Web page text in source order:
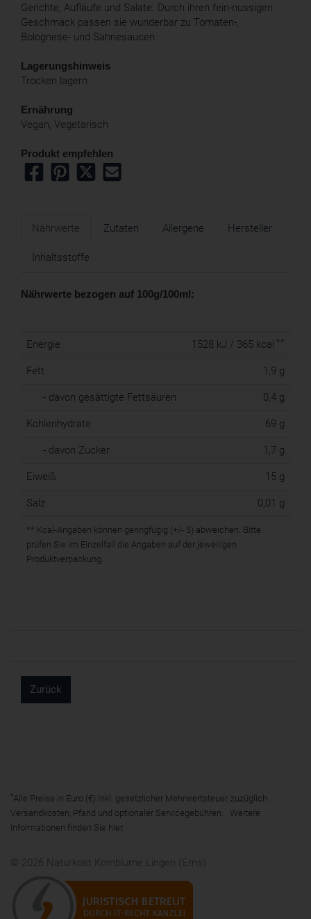
Gerichte, Aufläufe und Salate. Durch ihren fein-nussigen
Geschmack passen sie wunderbar zu Tomaten-,
Bolognese- und Sahnesaucen.
Lagerungshinweis
Trocken lagern
Ernährung
Vegan, Vegetarisch
Produkt empfehlen
Nährwerte Zutaten Allergene Hersteller
Inhaltsstoffe
Nährwerte bezogen auf 100g/100ml:
Energie 1528 kJ / 365 kcal **
Fett 1,9 g
- davon gesättigte Fettsäuren 0,4 g
Kohlenhydrate 69 g
- davon Zucker 1,7 g
Eiweiß 15 g
Salz 0,01 g
** Kcal-Angaben können geringfügig (+/- 5) abweichen. Bitte
prüfen Sie im Einzelfall die Angaben auf der jeweiligen
Produktverpackung.
Zurück
*Alle Preise in Euro (€) inkl. gesetzlicher Mehrwertsteuer, zuzüglich
Versandkosten, Pfand und optionaler Servicegebühren. Weitere
Informationen finden Sie hier.
© 2026 Naturkost Kornblume Lingen (Ems)